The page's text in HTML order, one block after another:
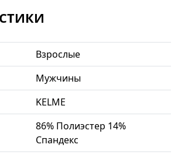
Взрослые
Мужчины
KELME
86% Полиэстер 14%
Спандекс